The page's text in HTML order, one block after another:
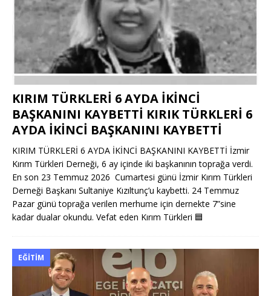
KIRIM TÜRKLERİ 6 AYDA İKİNCİ
BAŞKANINI KAYBETTİ KIRIK TÜRKLERİ 6
AYDA İKİNCİ BAŞKANINI KAYBETTİ
KIRIM TÜRKLERİ 6 AYDA İKİNCİ BAŞKANINI KAYBETTİ İzmir
Kırım Türkleri Derneği, 6 ay içinde iki başkanının toprağa verdi.
En son 23 Temmuz 2026 Cumartesi günü İzmir Kırım Türkleri
Derneği Başkanı Sultaniye Kızıltunç’u kaybetti. 24 Temmuz
Pazar günü toprağa verilen merhume için dernekte 7”sine
kadar dualar okundu. Vefat eden Kırım Türkleri 🟦
EĞITIM